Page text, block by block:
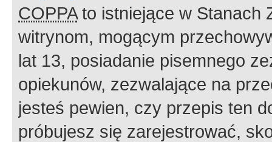
COPPAto istniejące w Stanach
witrynom, mogącym
lat 13, posiadanie pisemnego
opiekunów, zezwalające na
jesteś pewien, czy przepis ten
próbujesz się zarejestrować,